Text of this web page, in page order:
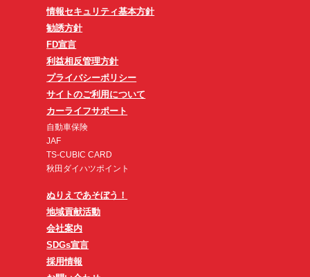
情報セキュリティ基本方針
勧誘方針
FD宣言
利益相反管理方針
プライバシーポリシー
サイトのご利用について
カーライフサポート
自動車保険
JAF
TS-CUBIC CARD
秋田ダイハツポイント
ぬりえであそぼう！
地域貢献活動
会社案内
SDGs宣言
採用情報